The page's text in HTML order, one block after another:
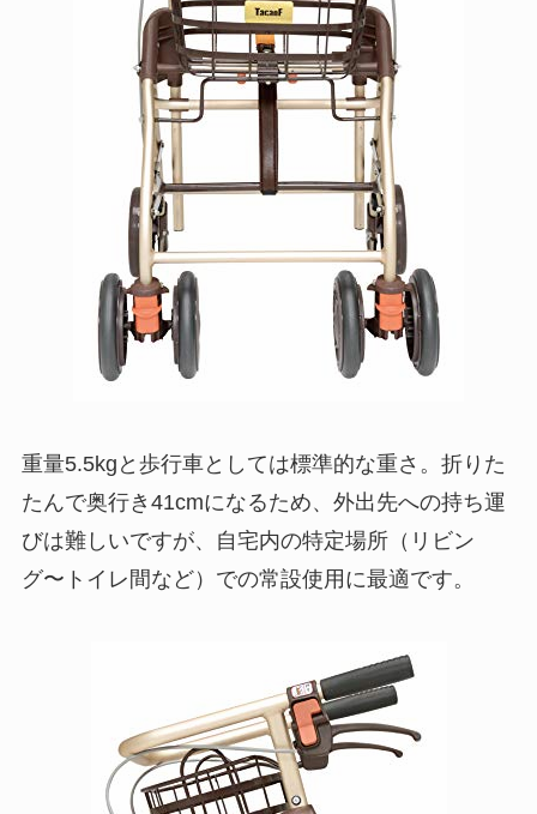
重量5.5kgと歩行車としては標準的な重さ。折りた
たんで奥行き41cmになるため、外出先への持ち運
びは難しいですが、自宅内の特定場所（リビン
グ〜トイレ間など）での常設使用に最適です。